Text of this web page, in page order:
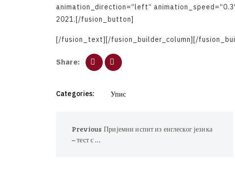
animation direction=“left“ animation speed=“0.3
2021.[/fusion button]
[/fusion text][/fusion builder column][/fusion bui
Share:
Categories: Упис
Previous Пријемни испит из енглеског језика
– тест с …